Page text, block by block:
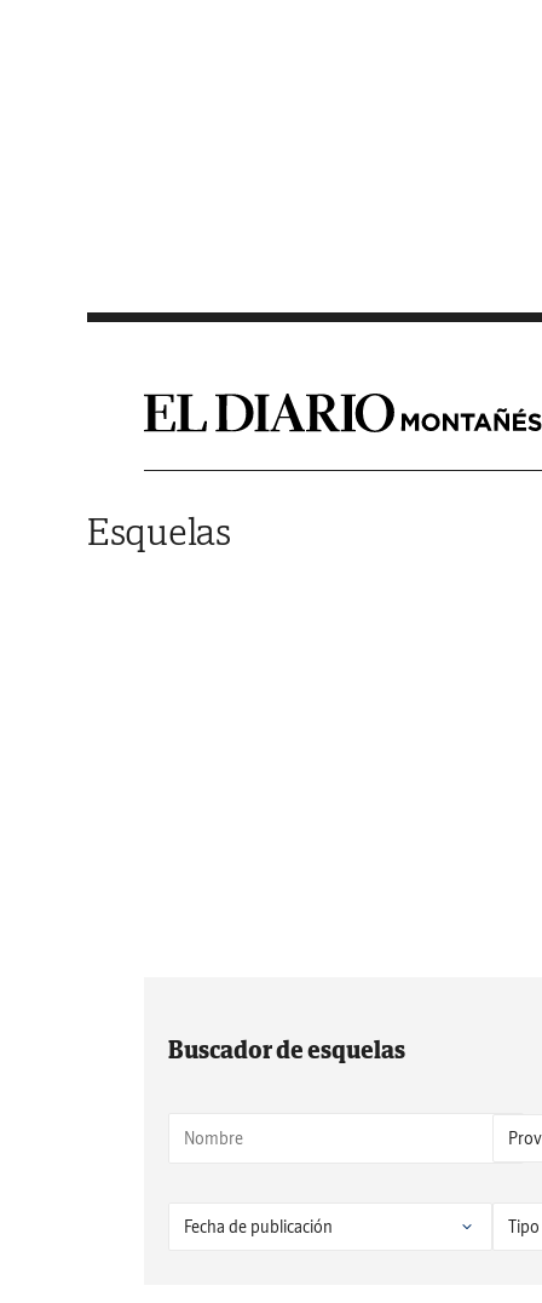
Esquelas
Buscador de esquelas